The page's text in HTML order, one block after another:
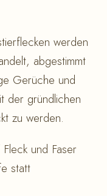
werden
abgestimmt
Gerüche und
der gründlichen
zu werden.
und Faser
statt